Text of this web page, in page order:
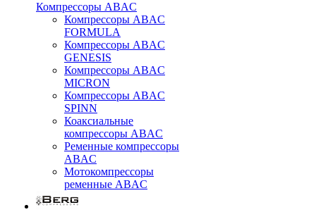
Компрессоры ABAC
Компрессоры ABAC
FORMULA
Компрессоры ABAC
GENESIS
Компрессоры ABAC
MICRON
Компрессоры ABAC
SPINN
Коаксиальные
компрессоры ABAC
Ременные компрессоры
ABAC
Мотокомпрессоры
ременные ABAC